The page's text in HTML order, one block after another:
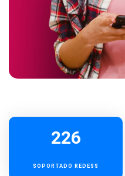
226
SOPORTADO REDESS